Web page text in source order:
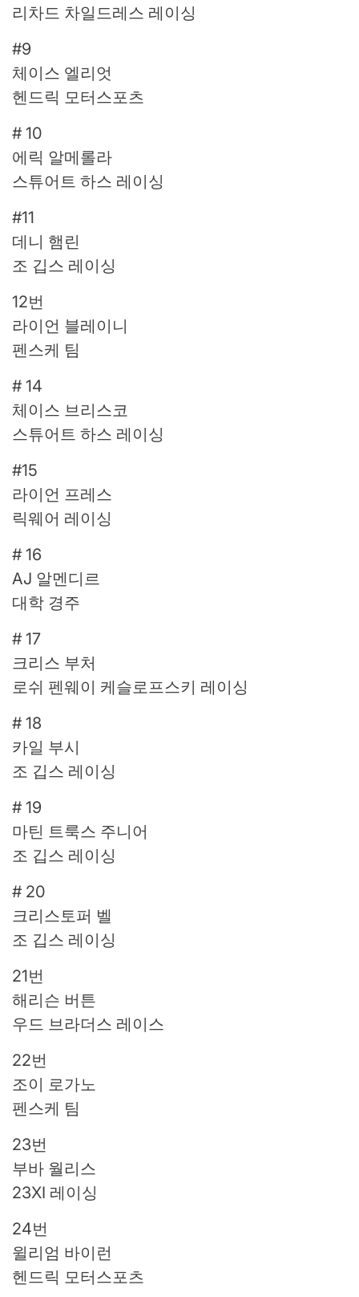
리차드 차일드레스 레이싱
#9
체이스 엘리엇
헨드릭 모터스포츠
# 10
에릭 알메롤라
스튜어트 하스 레이싱
#11
데니 햄린
조 깁스 레이싱
12번
라이언 블레이니
펜스케 팀
# 14
체이스 브리스코
스튜어트 하스 레이싱
#15
라이언 프레스
릭웨어 레이싱
# 16
AJ 알멘디르
대학 경주
# 17
크리스 부처
로쉬 펜웨이 케슬로프스키 레이싱
# 18
카일 부시
조 깁스 레이싱
# 19
마틴 트룩스 주니어
조 깁스 레이싱
# 20
크리스토퍼 벨
조 깁스 레이싱
21번
해리슨 버튼
우드 브라더스 레이스
22번
조이 로가노
펜스케 팀
23번
부바 월리스
23XI 레이싱
24번
윌리엄 바이런
헨드릭 모터스포츠